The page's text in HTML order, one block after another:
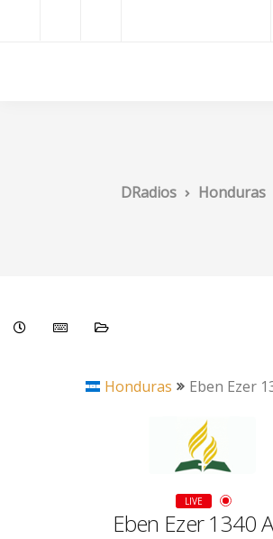
DRadios Honduras
Honduras Eben Ezer
LIVE
Eben Ezer 1340